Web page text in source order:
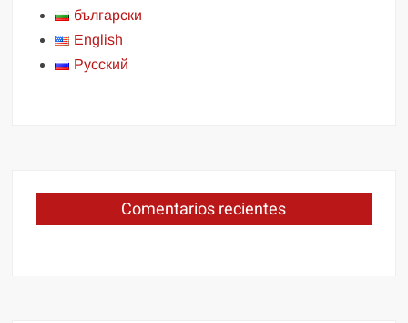
български
English
Русский
Comentarios recientes